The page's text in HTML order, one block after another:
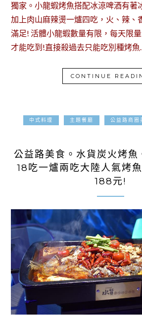
獨家。小龍蝦烤魚搭配冰涼啤酒有著
加上肉山麻辣燙一爐四吃，火、辣、
滿足! 活體小龍蝦數量有限，每天限
才能吃到!直接殺過去只能吃別種烤
CONTINUE
中式料理 主題餐廳 公益路商圈
公益路美食。水貨炭火烤魚
18吃一爐兩吃大陸人氣烤
188元!